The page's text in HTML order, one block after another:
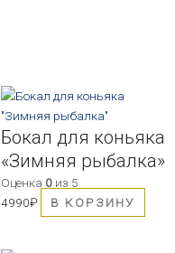
Бокал для коньяка
«Зимняя рыбалка»
Оценка 0из 5
4990₽ В КОРЗИНУ